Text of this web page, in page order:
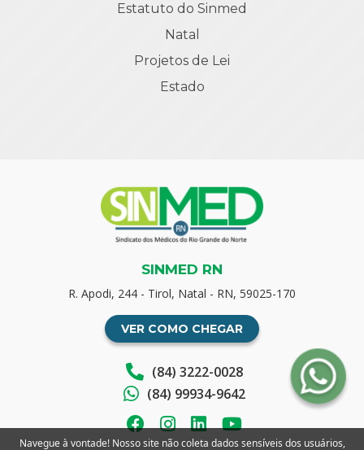
Estatuto do Sinmed
Natal
Projetos de Lei
Estado
SINMED RN
R. Apodi, 244 - Tirol, Natal - RN, 59025-170
VER COMO CHEGAR
(84) 3222-0028
(84) 99934-9642
Navegue à vontade! Nosso site não coleta dados sensíveis dos usuários,